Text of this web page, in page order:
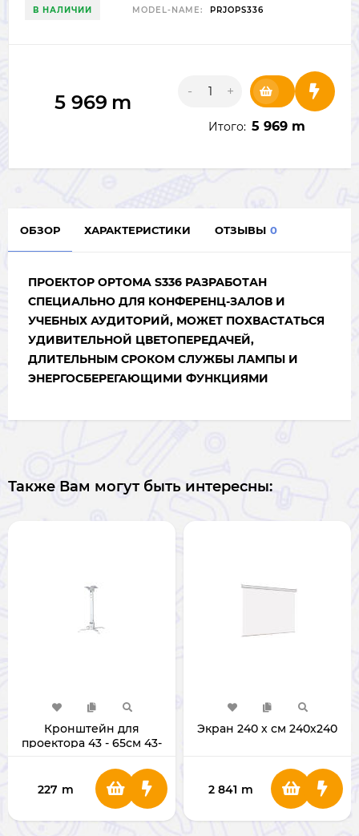
В НАЛИЧИИ MODEL-NAME: PRJOPS336
5 969 m - +
Итого: 5 969 m
ОБЗОР ХАРАКТЕРИСТИКИ ОТЗЫВЫ 0
ПРОЕКТОР OPTOMA S336 РАЗРАБОТАН
СПЕЦИАЛЬНО ДЛЯ КОНФЕРЕНЦ-ЗАЛОВ И
УЧЕБНЫХ АУДИТОРИЙ, МОЖЕТ ПОХВАСТАТЬСЯ
УДИВИТЕЛЬНОЙ ЦВЕТОПЕРЕДАЧЕЙ,
ДЛИТЕЛЬНЫМ СРОКОМ СЛУЖБЫ ЛАМПЫ И
ЭНЕРГОСБЕРЕГАЮЩИМИ ФУНКЦИЯМИ
Также Вам могут быть интересны:
Кронштейн для
проектора 43 - 65см 43-
227 m
Экран 240 х см 240х240
2 841 m